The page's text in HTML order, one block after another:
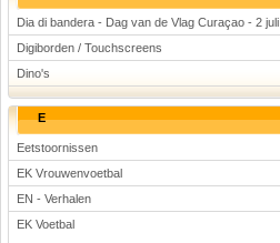
Dia di bandera - Dag van de Vlag Curaçao - 2 juli
Digiborden / Touchscreens
Dino's
E
Eetstoornissen
EK Vrouwenvoetbal
EN - Verhalen
EK Voetbal